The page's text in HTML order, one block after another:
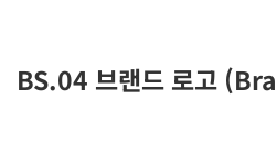
BS.04 브랜드 로고